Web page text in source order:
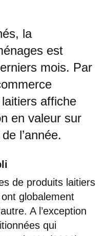
la
est
mois. Par
affiche
en valeur sur
l’année.
de produits laitiers
globalement
A l’exception
qui